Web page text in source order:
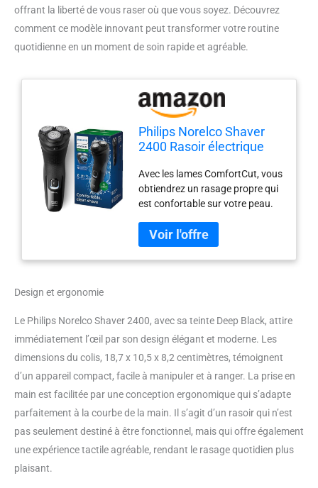
offrant la liberté de vous raser où que vous soyez. Découvrez
comment ce modèle innovant peut transformer votre routine
quotidienne en un moment de soin rapide et agréable.
Philips Norelco Shaver
2400 Rasoir électrique
avec tondeuse pop-up
X3001/90
Avec les lames ComfortCut, vous
obtiendrez un rasage propre qui
est confortable sur votre peau.
protègent 27 lames auto-
affûtantes pour couper
doucement les cheveux juste au-
têtes flexibles 4D se déplacent
indépendamment dans 4
directions pour s'adapter
de votre visage, de votre cou et
de votre mâchoire. Tondeuse
pop-up pour moustache et
branches Terminez votre look
idéal pour entretenir votre
Design et ergonomie
Le Philips Norelco Shaver 2400, avec sa teinte Deep Black, attire
immédiatement l’œil par son design élégant et moderne. Les
dimensions du colis, 18,7 x 10,5 x 8,2 centimètres, témoignent
d’un appareil compact, facile à manipuler et à ranger. La prise en
main est facilitée par une conception ergonomique qui s’adapte
parfaitement à la courbe de la main. Il s’agit d’un rasoir qui n’est
pas seulement destiné à être fonctionnel, mais qui offre également
une expérience tactile agréable, rendant le rasage quotidien plus
plaisant.